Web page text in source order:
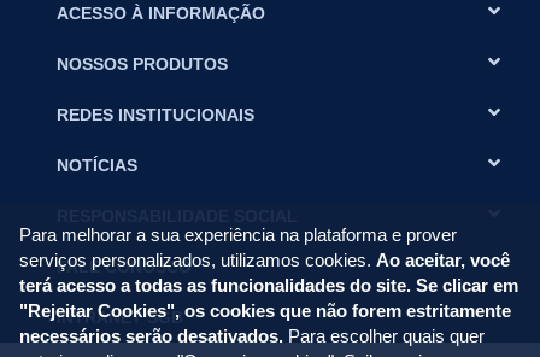
ACESSO À INFORMAÇÃO
NOSSOS PRODUTOS
REDES INSTITUCIONAIS
NOTÍCIAS
FALE CONOSCO
INTRANET SGB
Para melhorar a sua experiência na plataforma e prover
serviços personalizados, utilizamos cookies. Ao aceitar, você
terá acesso a todas as funcionalidades do site. Se clicar em
"Rejeitar Cookies", os cookies que não forem estritamente
necessários serão desativados. Para escolher quais quer